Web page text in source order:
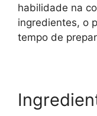
habilidade na
ingredientes, o
tempo de